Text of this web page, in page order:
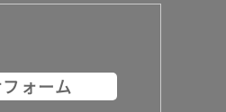
ォーム